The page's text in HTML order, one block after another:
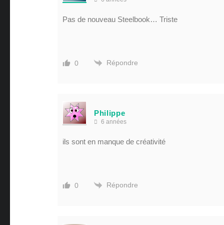
Pas de nouveau Steelbook… Triste
0 Répondre
Philippe
6 années
ils sont en manque de créativité
0 Répondre